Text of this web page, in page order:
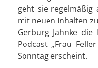
geht sie regelmäßig
mit neuen Inhalten
Gerburg Jahnke
Podcast „Frau
Sonntag erscheint.